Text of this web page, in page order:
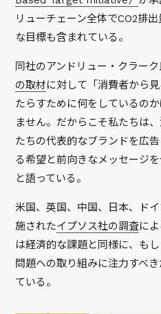
リューチェーン全体でCO2排
な目標も含まれている。
同社のアンドリュー・クラー
の取材に対して 「消費者から
たらすために何をしているの
ません。だからこそ私たちは
たちの代表的なブランドを広
る希望と前向きなメッセージ
と語っている。
米国、英国、中国、日本、ド
施されたイプソス社の調査に
は経済的な課題と同様に、も
問題への取り組みに注力すべ
ている。